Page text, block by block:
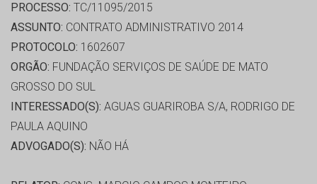
PROCESSO: TC/11095/2015
ASSUNTO: CONTRATO ADMINISTRATIVO 2014
PROTOCOLO: 1602607
ORGÃO: FUNDAÇÃO SERVIÇOS DE SAÚDE DE MATO
GROSSO DO SUL
INTERESSADO(S): AGUAS GUARIROBA S/A, RODRIGO DE
PAULA AQUINO
ADVOGADO(S): NÃO HÁ